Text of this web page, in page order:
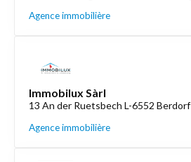
Agence immobilière
Immobilux Sàrl
13 An der Ruetsbech L-6552 Berdorf
Agence immobilière